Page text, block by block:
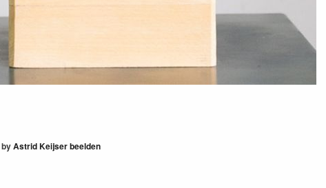
byAstrid Keijser beelden